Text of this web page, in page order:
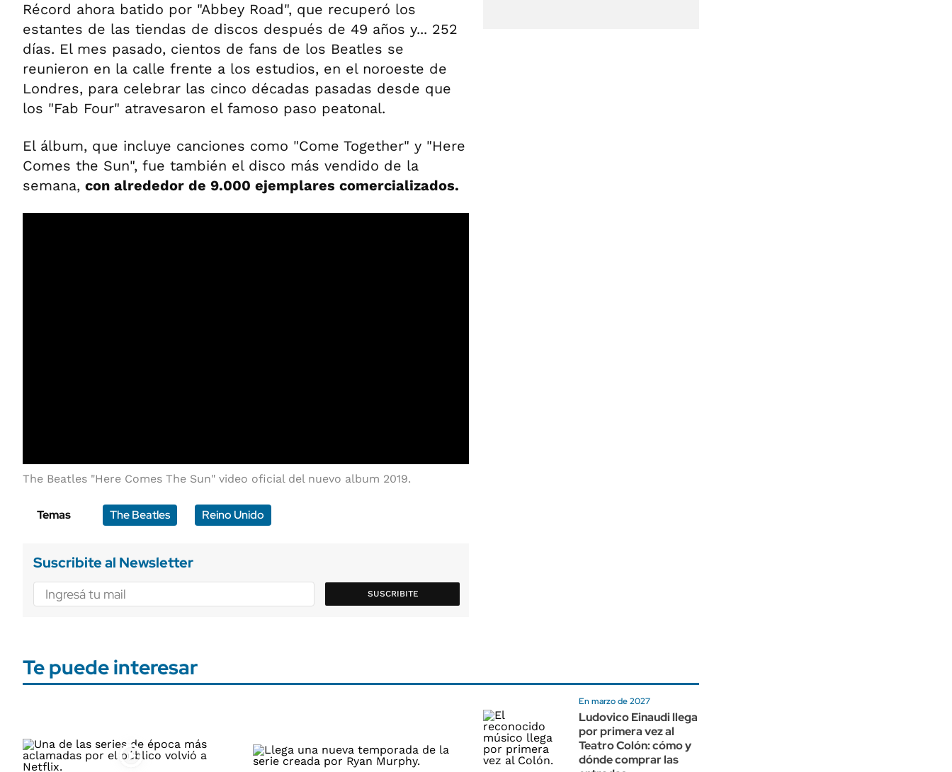
Récord ahora batido por "Abbey Road", que recuperó los
estantes de las tiendas de discos después de 49 años y... 252
días. El mes pasado, cientos de fans de los Beatles se
reunieron en la calle frente a los estudios, en el noroeste de
Londres, para celebrar las cinco décadas pasadas desde que
los "Fab Four" atravesaron el famoso paso peatonal.
El álbum, que incluye canciones como "Come Together" y "Here
Comes the Sun", fue también el disco más vendido de la
semana, con alrededor de 9.000 ejemplares comercializados.
The Beatles "Here Comes The Sun" video oficial del nuevo album 2019.
Temas The Beatles Reino Unido
Suscribite al Newsletter
SUSCRIBITE
Te puede interesar
En marzo de 2027
Ludovico Einaudi llega
por primera vez al
Teatro Colón: cómo y
dónde comprar las